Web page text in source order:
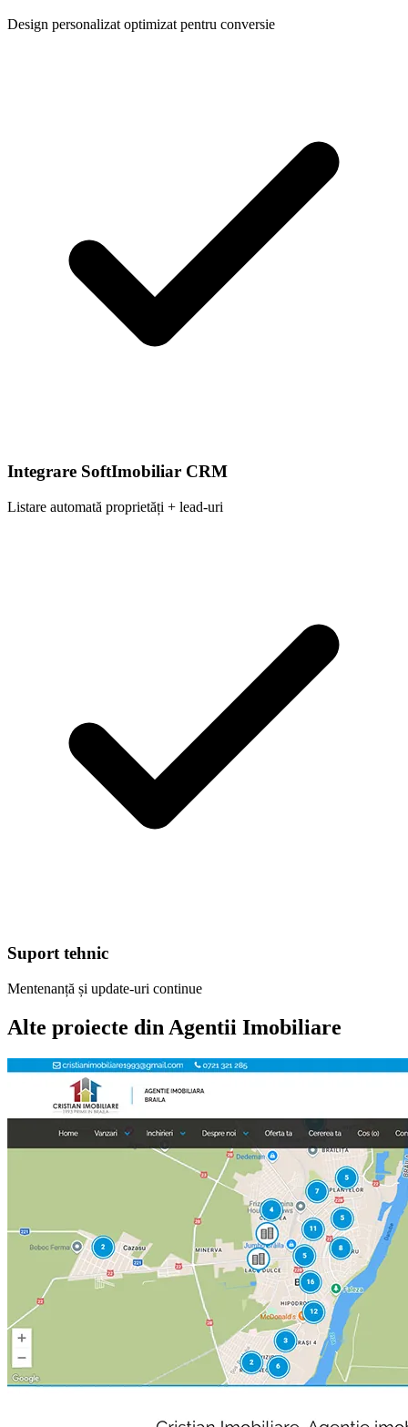
Design personalizat optimizat pentru conversie
Integrare SoftImobiliar CRM
Listare automată proprietăți + lead-uri
Suport tehnic
Mentenanță și update-uri continue
Alte proiecte din Agentii Imobiliare